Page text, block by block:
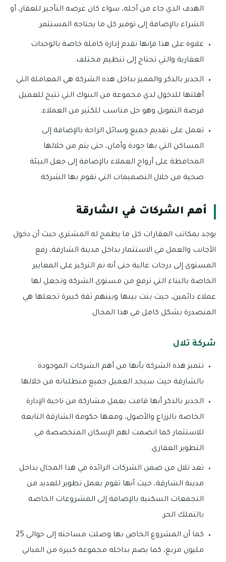
الهدف الذي جاء من أجله، سواء كان غرضه التأجير للعقار، أو
الشراء بالإضافة إلى توفير كل ما يحتاجه المستثمر.
علاوة على هذا فإنها تقدم إدارة كاملة خاصة بالوحدات
العقارية والتي تحتاج إلى تنظيم مختلف.
الجدير بالذكر والمميز بداخل هذه الشركة هي المعاملة التي
أهلتها للدخول لدي مجموعة من البنوك التي تتيح للعميل
فرصة التمويل وهو حل مناسب للكثير من العملاء.
تعمل على تقديم جميع وسائل الراحة بالإضافة إلى
المساكن التي بها جودة وأمان، حتى يتم من خلالها
المحافظة على أرواح العملاء بالإضافة إلى جعل البيئة
صحية من خلال التصميمات التي تقوم بها الشركة.
أهم الشركات في الشارقة
يوجد بمكاتب العقارات كل ما يطمح له المشتري حيث أن دخول
الأجانب والعمل في الاستثمار بداخل مدينة الشارقة، رفع
المستوى إلى درجات عالية حتى أنه تم التركيز على المعايير
الخاصة بالبناء التي ترفع من مستوى الشركة وتجعل لها
عملاء دائمين، حيث بنت بينها وبينهم ثقة كبيرة تجعلها هي
المتصدرة بشكل كامل في هذا المجال.
شركة تلال
تتميز هذه الشركة بأنها من أهم الشركات الموجودة
بالشارقة حيث سيجد العميل جميع متطلباته من خلالها.
الجدير بالذكر أنها قامت بعمل مشاركة من ناحية الإدارة
الخاصة بالزراع والأصول، ومعها حكومة الشارقة التابعة
للاستثمار كما انضمت لهم الإسكان المتخصصة في
التطوير العقاري.
تعد تلال من ضمن الشركات الرائدة في هذا المجال بداخل
مدينة الشارقة، حيث أنها تقوم بعمل تطوير للعديد من
التجمعات السكنية بالإضافة إلى المشروعات الخاصة
بالتملك الحر.
كما أن المشروع الخاص بها وصلت مساحته إلى حوالي 25
مليون مربع، كما يضم بداخله مجموعة كبيرة من المباني